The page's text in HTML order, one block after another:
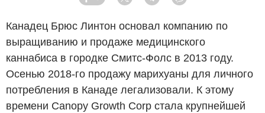
Facebook Twitter TelegramViber
Канадец Брюс Линтон основал компанию по
выращиванию и продаже медицинского
каннабиса в городке Смитс-Фолс в 2013 году.
Осенью 2018-го продажу марихуаны для личного
потребления в Канаде легализовали. К этому
времени Canopy Growth Corp стала крупнейшей